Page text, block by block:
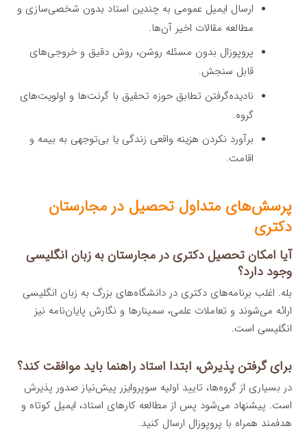
ارسال ایمیل عمومی به چندین استاد بدون شخصی‌سازی و
مطالعه مقالات اخیر آن‌ها.
پروپوزال بدون مسئله روشن، روش دقیق و خروجی‌های
قابل سنجش.
نادیده‌گرفتن تطابق حوزه تحقیق با گرنت‌ها و اولویت‌های
گروه.
برآورد نکردن هزینه واقعی زندگی یا بی‌توجهی به بیمه و
اقامت.
پرسش‌های متداول تحصیل در مجارستان
دکتری
آیا امکان تحصیل دکتری در مجارستان به زبان انگلیسی
وجود دارد؟
بله. اغلب برنامه‌های دکتری در دانشگاه‌های بزرگ به زبان انگلیسی
ارائه می‌شوند و تعاملات علمی، سمینارها و نگارش پایان‌نامه نیز
انگلیسی است.
برای گرفتن پذیرش، ابتدا استاد راهنما باید موافقت کند؟
در بسیاری از گروه‌ها، تایید اولیه سوپروایزر پیش‌نیاز صدور پذیرش
است. پیشنهاد می‌شود پس از مطالعه کارهای استاد، ایمیل کوتاه و
هدفمند همراه با پروپوزال ارسال کنید.